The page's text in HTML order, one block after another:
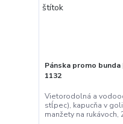
Pánska promo bunda
1132
Vietorodolná a
stĺpec), kapucňa v
manžety na rukávoch,